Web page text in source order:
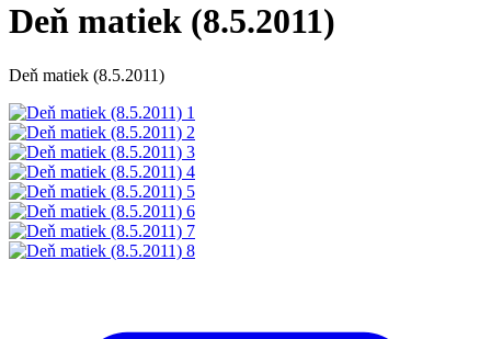
Deň matiek (8.5.2011)
Deň matiek (8.5.2011)